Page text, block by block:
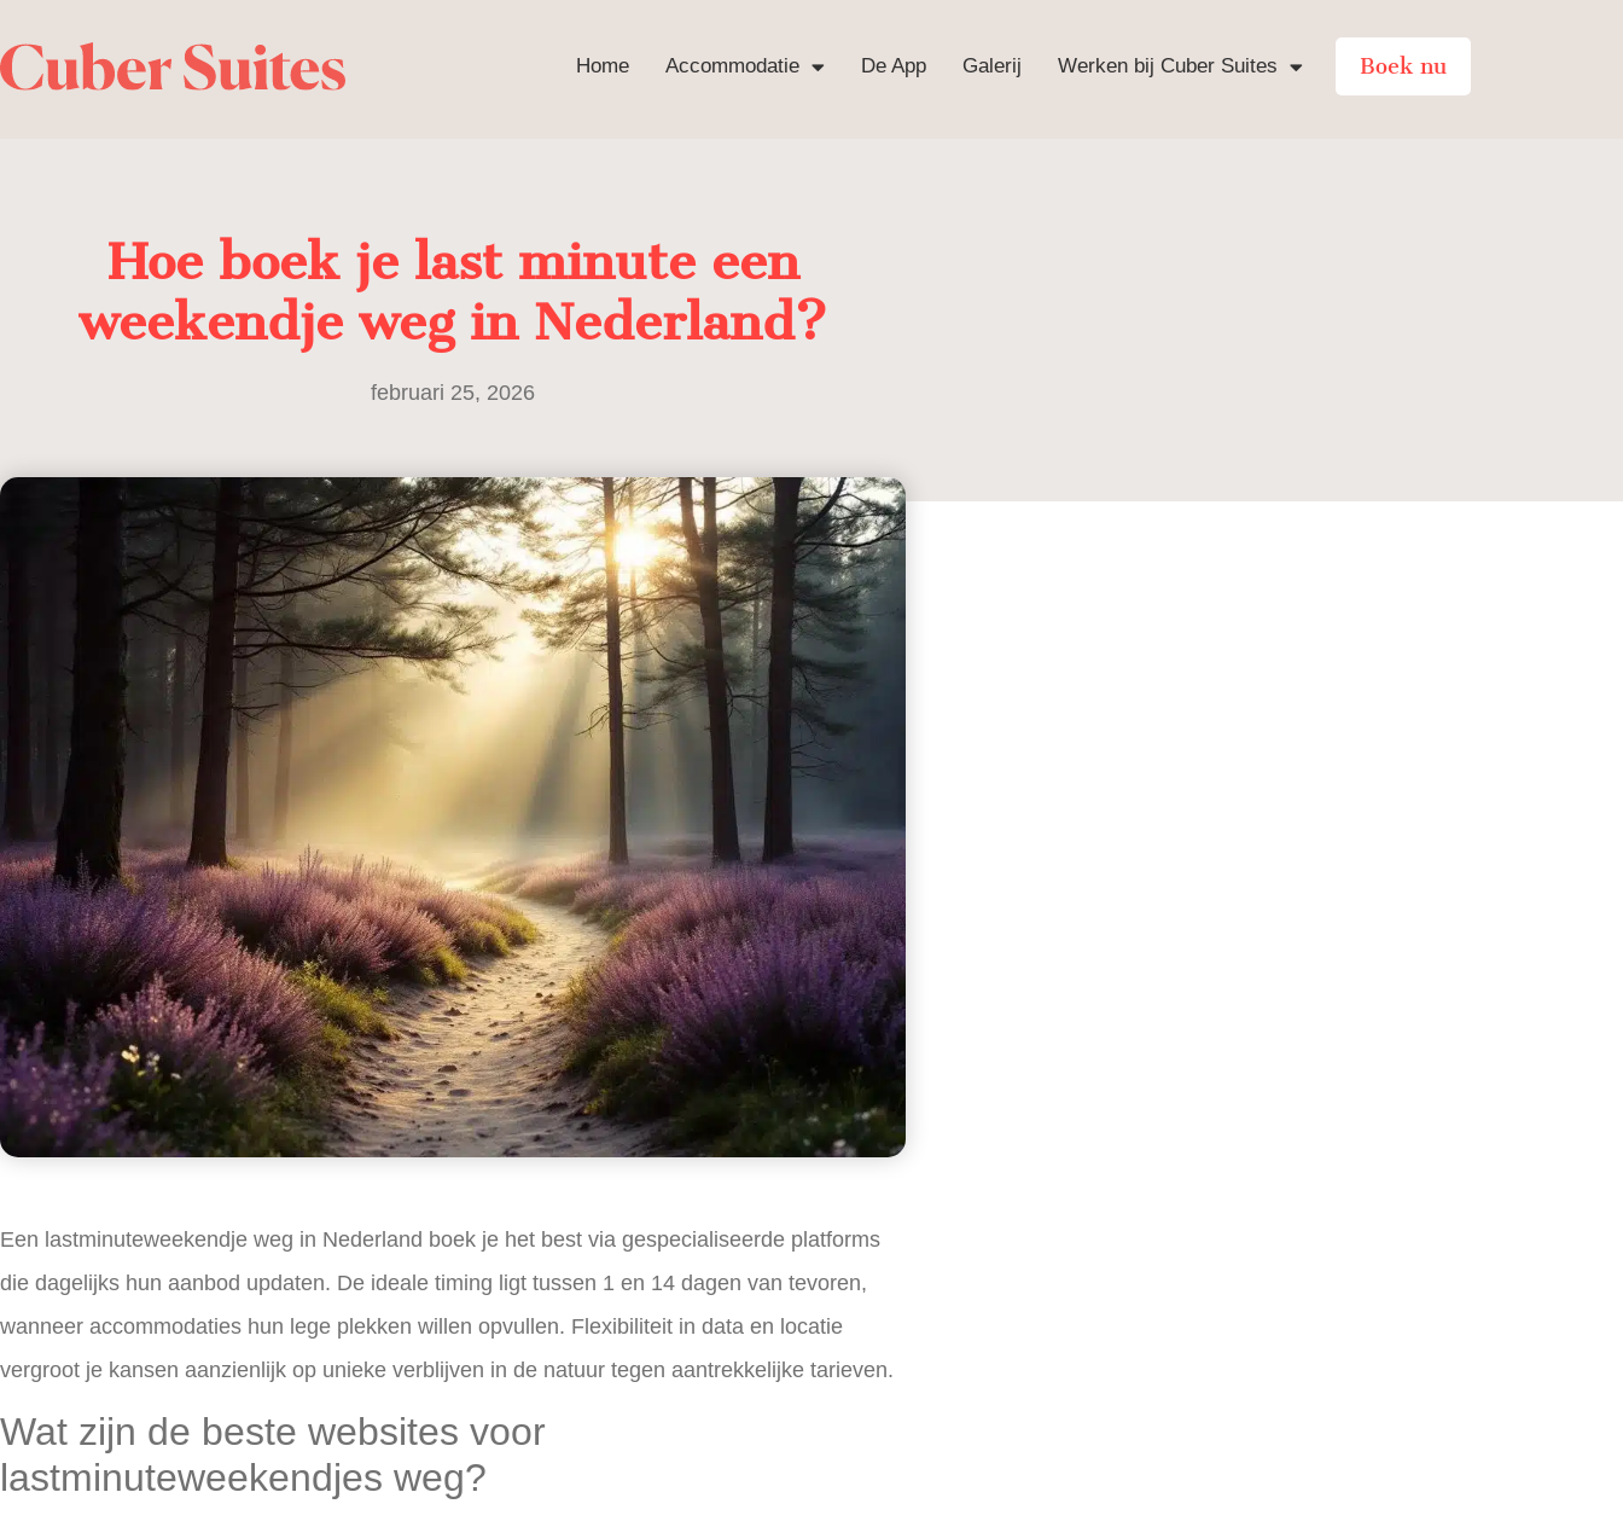
Home Accommodatie De App Galerij Werken bij Cuber Suites Boek nu
Hoe boek je last minute een
weekendje weg in Nederland?
februari 25, 2026
Een lastminuteweekendje weg in Nederland boek je het best via gespecialiseerde platforms
die dagelijks hun aanbod updaten. De ideale timing ligt tussen 1 en 14 dagen van tevoren,
wanneer accommodaties hun lege plekken willen opvullen. Flexibiliteit in data en locatie
vergroot je kansen aanzienlijk op unieke verblijven in de natuur tegen aantrekkelijke tarieven.
Wat zijn de beste websites voor
lastminuteweekendjes weg?